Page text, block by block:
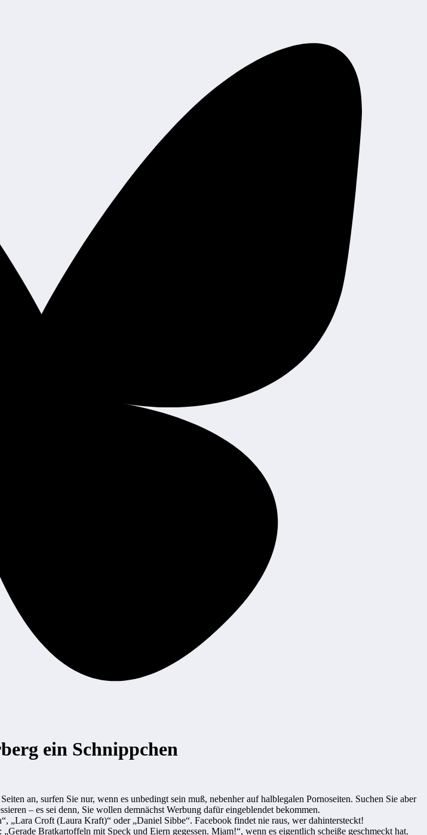
ein Schnippchen
an, surfen Sie nur, wenn es unbedingt sein muß, nebenher auf halblegalen Pornoseiten. Suchen Sie aber
– es sei denn, Sie wollen demnächst Werbung dafür eingeblendet bekommen.
„Lara Croft (Laura Kraft)“ oder „Daniel Sibbe“. Facebook findet nie raus, wer dahintersteckt!
Bratkartoffeln mit Speck und Eiern gegessen. Mjam!“, wenn es eigentlich scheiße geschmeckt hat.